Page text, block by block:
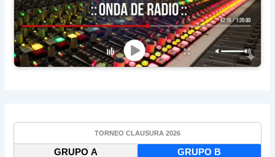
TORNEO CLAUSURA 2026
GRUPO A GRUPO B